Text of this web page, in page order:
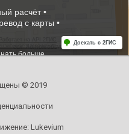
© 2019
Lukevium